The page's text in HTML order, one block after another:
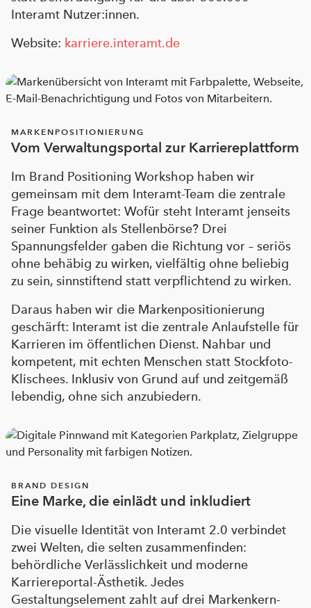
Interamt Nutzer:innen.
Website: karriere.interamt.de
MARKENPOSITIONIERUNG
Vom Verwaltungsportal zur Karriereplattform
Im Brand Positioning Workshop haben wir
gemeinsam mit dem Interamt-Team die zentrale
Frage beantwortet: Wofür steht Interamt jenseits
seiner Funktion als Stellenbörse? Drei
Spannungsfelder gaben die Richtung vor – seriös
ohne behäbig zu wirken, vielfältig ohne beliebig
zu sein, sinnstiftend statt verpflichtend zu wirken.
Daraus haben wir die Markenpositionierung
geschärft: Interamt ist die zentrale Anlaufstelle für
Karrieren im öffentlichen Dienst. Nahbar und
kompetent, mit echten Menschen statt Stockfoto-
Klischees. Inklusiv von Grund auf und zeitgemäß
lebendig, ohne sich anzubiedern.
BRAND DESIGN
Eine Marke, die einlädt und inkludiert
Die visuelle Identität von Interamt 2.0 verbindet
zwei Welten, die selten zusammenfinden:
behördliche Verlässlichkeit und moderne
Karriereportal-Ästhetik. Jedes
Gestaltungselement zahlt auf drei Markenkern-